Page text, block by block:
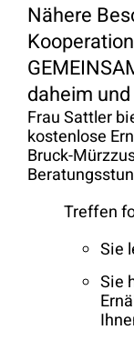
Nähere
daheim
Frau Sattler
kostenlose
Bruck-
Treffen
Sie
Sie